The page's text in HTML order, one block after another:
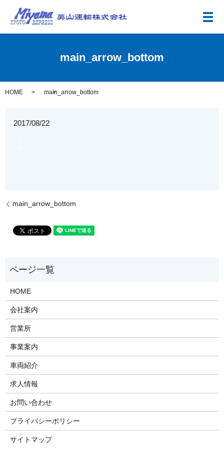
メ
main_arrow_bottom
HOME main_arrow_bottom
2017/08/22
main_arrow_bottom
HOME
会社案内
営業所
事業案内
車両紹介
求人情報
お問い合わせ
プライバシーポリシー
サイトマップ